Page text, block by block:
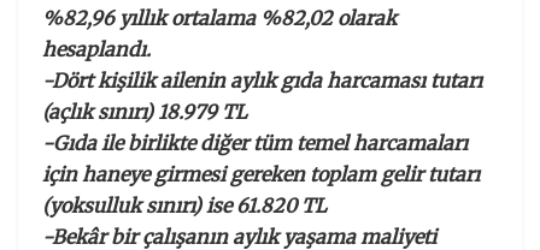
%82,96 yıllık ortalama %82,02 olarak
hesaplandı.
-Dört kişilik ailenin aylık gıda harcaması tutarı
(açlık sınırı) 18.979 TL
-Gıda ile birlikte diğer tüm temel harcamaları
için haneye girmesi gereken toplam gelir tutarı
(yoksulluk sınırı) ise 61.820 TL
-Bekâr bir çalışanın aylık yaşama maliyeti